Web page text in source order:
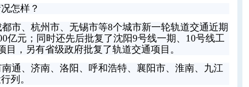
怎样？
市、杭州市、无锡市等8个城市新一轮轨道交通近期
亿元；同时还先后批复了沈阳9号线一期、10号线工
，另有省级政府批复了轨道交通项目。
、济南、洛阳、呼和浩特、襄阳市、淮南、九江
列。